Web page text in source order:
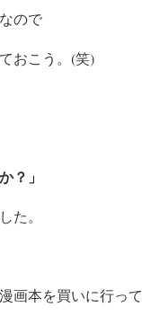
ので
おこう。(笑)
？」
た。
画本を買いに行って